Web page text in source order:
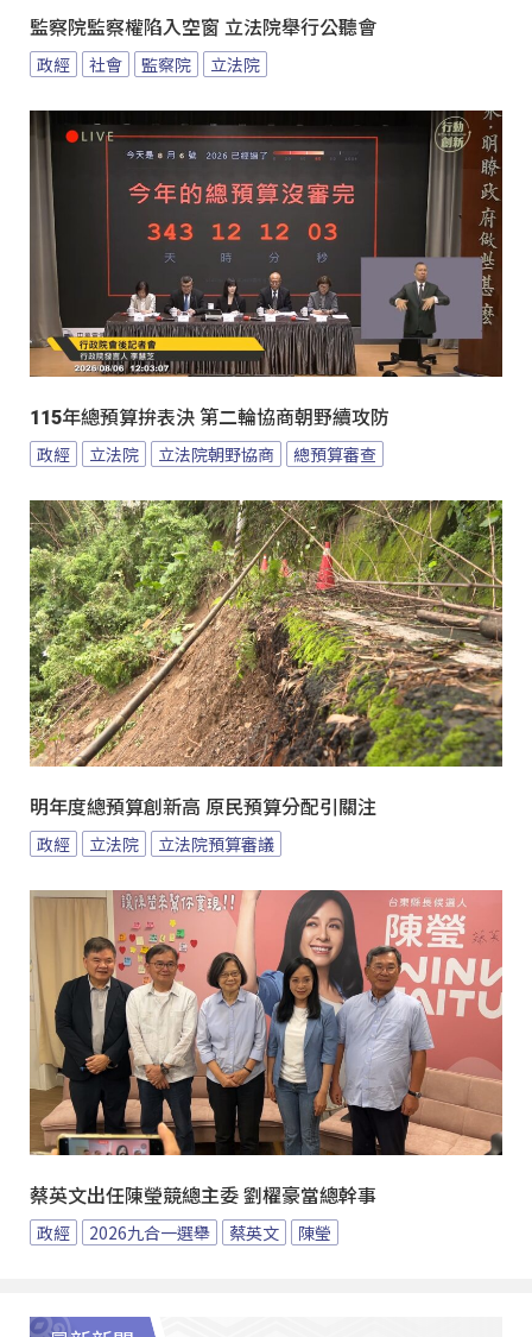
監察院監察權陷入空窗 立法院舉行公聽會
政經 社會 監察院 立法院
115年總預算拚表決 第二輪協商朝野續攻防
政經 立法院 立法院朝野協商 總預算審查
明年度總預算創新高 原民預算分配引關注
政經 立法院 立法院預算審議
蔡英文出任陳瑩競總主委 劉櫂豪當總幹事
政經 2026九合一選舉 蔡英文 陳瑩